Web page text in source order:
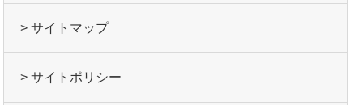
> サイトマップ
> サイトポリシー